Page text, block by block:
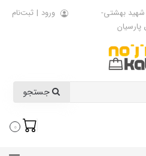
شهید بهشتی-
ورود | ثبت‌نام
0